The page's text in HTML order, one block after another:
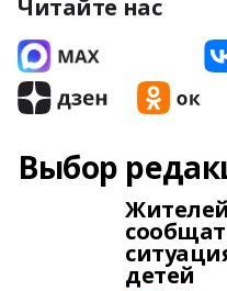
Читайте нас
Выбор
детей